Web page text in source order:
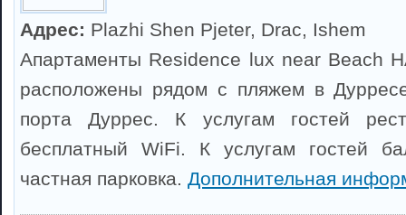
Адрес: Plazhi Shen Pjeter, Drac, Ishem
Апартаменты Residence lux near Beach
расположены рядом с пляжем в
порта Дуррес. К услугам гостей
бесплатный WiFi. К услугам гостей
частная парковка. Дополнительная